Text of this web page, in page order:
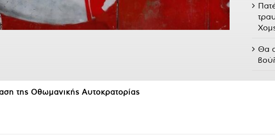
Θα
της Οθωμανικής Αυτοκρατορίας